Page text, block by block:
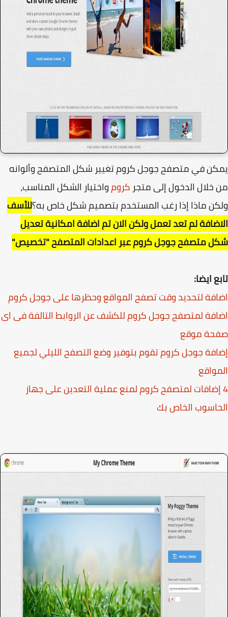
في متصفح جوجل كروم تغيير شكل المتصفح وألوانه
الدخول إلى متجركرومواختيار الشكل المناسب،
ماذا إذا رغب المستخدم بتصميم شكل خاص به؟للأسف
لم تعد تعمل ولكن الان تم اضافة امكانية تعديل
متصفح جوجل كروم عبر اعدادات المتصفح "تخصيص"
ايضا:
لتحديد وقت تصفح المواقع وحظرها على جوجل كروم
لمتصفح جوجل كروم للكشف عن الروابط التالفة فى اى
موقع
جوجل كروم تقوم بتوفير وضع التصفح الليلي لجميع
لمتصفح كروم لمنع عملية التعدين على جهاز
الخاص بك